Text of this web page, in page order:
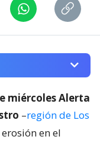
miércoles Alerta
–región de Los
en el